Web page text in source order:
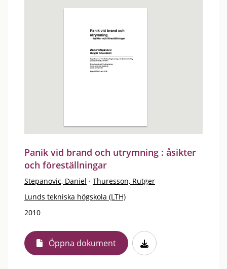
Panik vid brand och utrymning : åsikter
och föreställningar
Stepanovic, Daniel · Thuresson, Rutger
Lunds tekniska högskola (LTH)
2010
Öppna dokument